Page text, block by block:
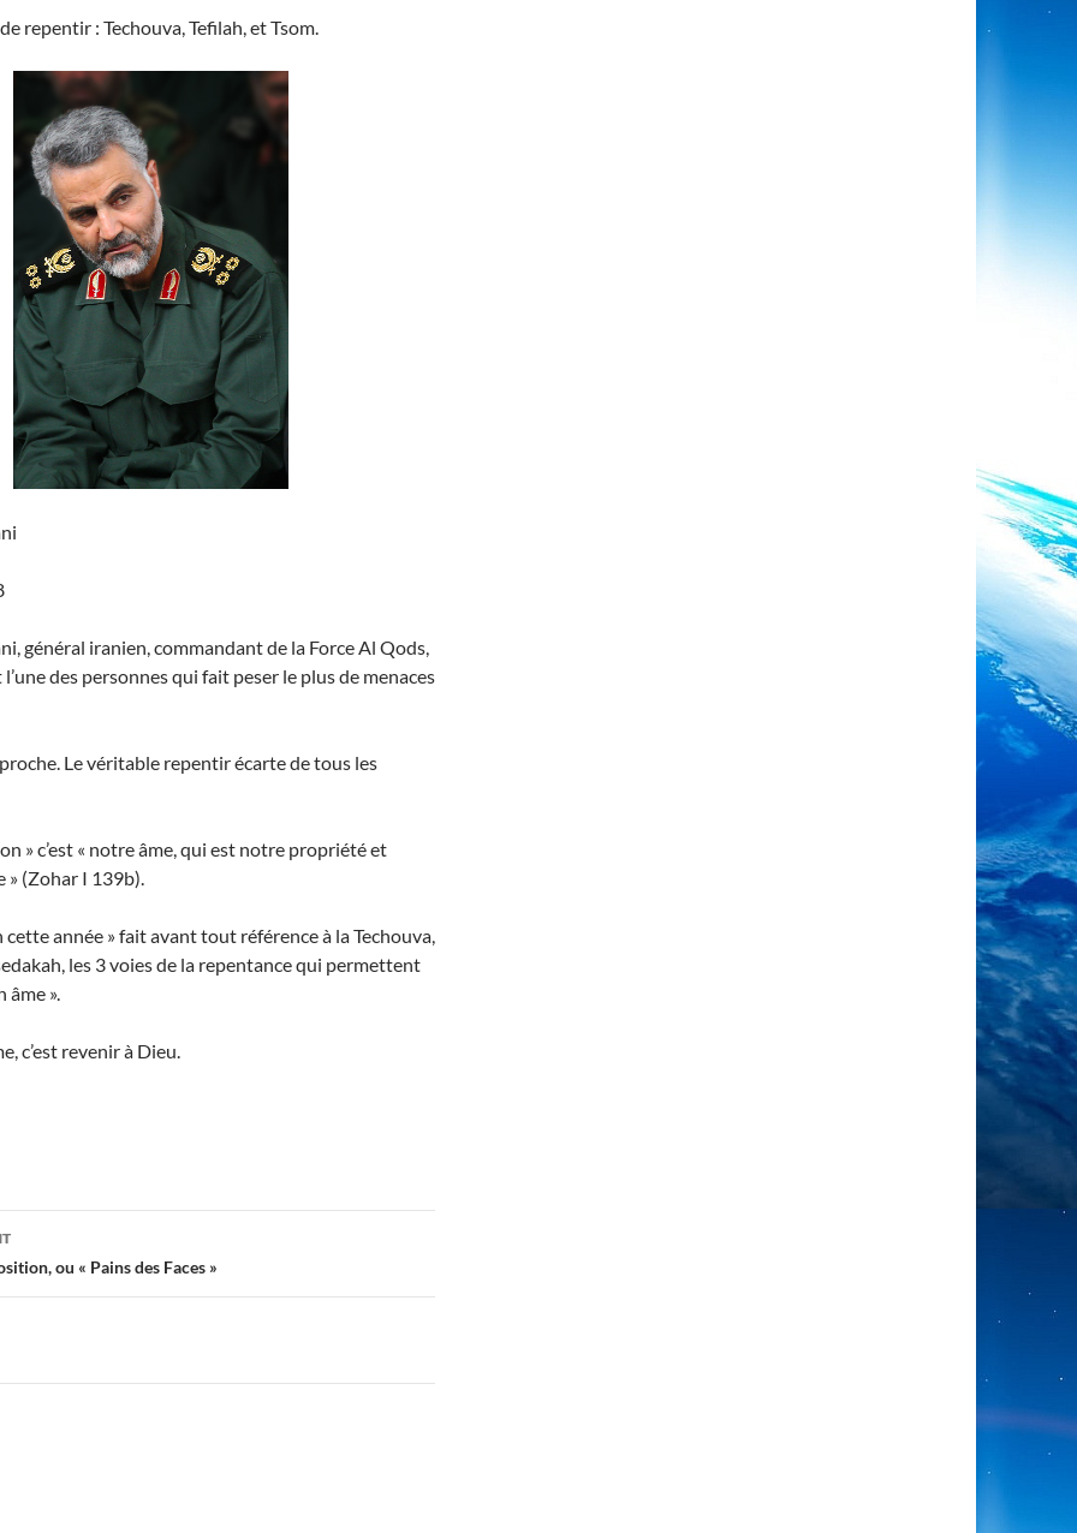
repentir : Techouva, Tefilah, et Tsom.
général iranien, commandant de la Force Al Qods,
des personnes qui fait peser le plus de menaces
Le véritable repentir écarte de tous les
» c’est « notre âme, qui est notre propriété et
(Zohar I 139b).
cette année » fait avant tout référence à la Techouva,
les 3 voies de la repentance qui permettent
âme ».
c’est revenir à Dieu.
ou « Pains des Faces »